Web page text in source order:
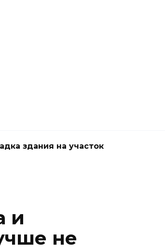
здания на участок
и
не